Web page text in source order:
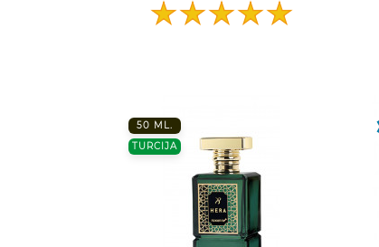
50 ML.
TURCIJA